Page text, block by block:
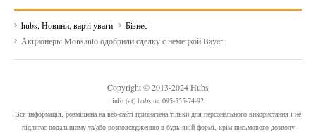
hubs. Новини, варті уваги
Бізнес
Акционеры Monsanto одобрили сделку с немецкой Bayer
Copyright © 2013-2024 Hubs
info (at) hubs.ua 095-555-74-92
Вся інформація, розміщена на веб-сайті призначена тільки для персонального використання і не
підлягає подальшому та/або розповсюдженню в будь-якій формі, крім письмового дозволу